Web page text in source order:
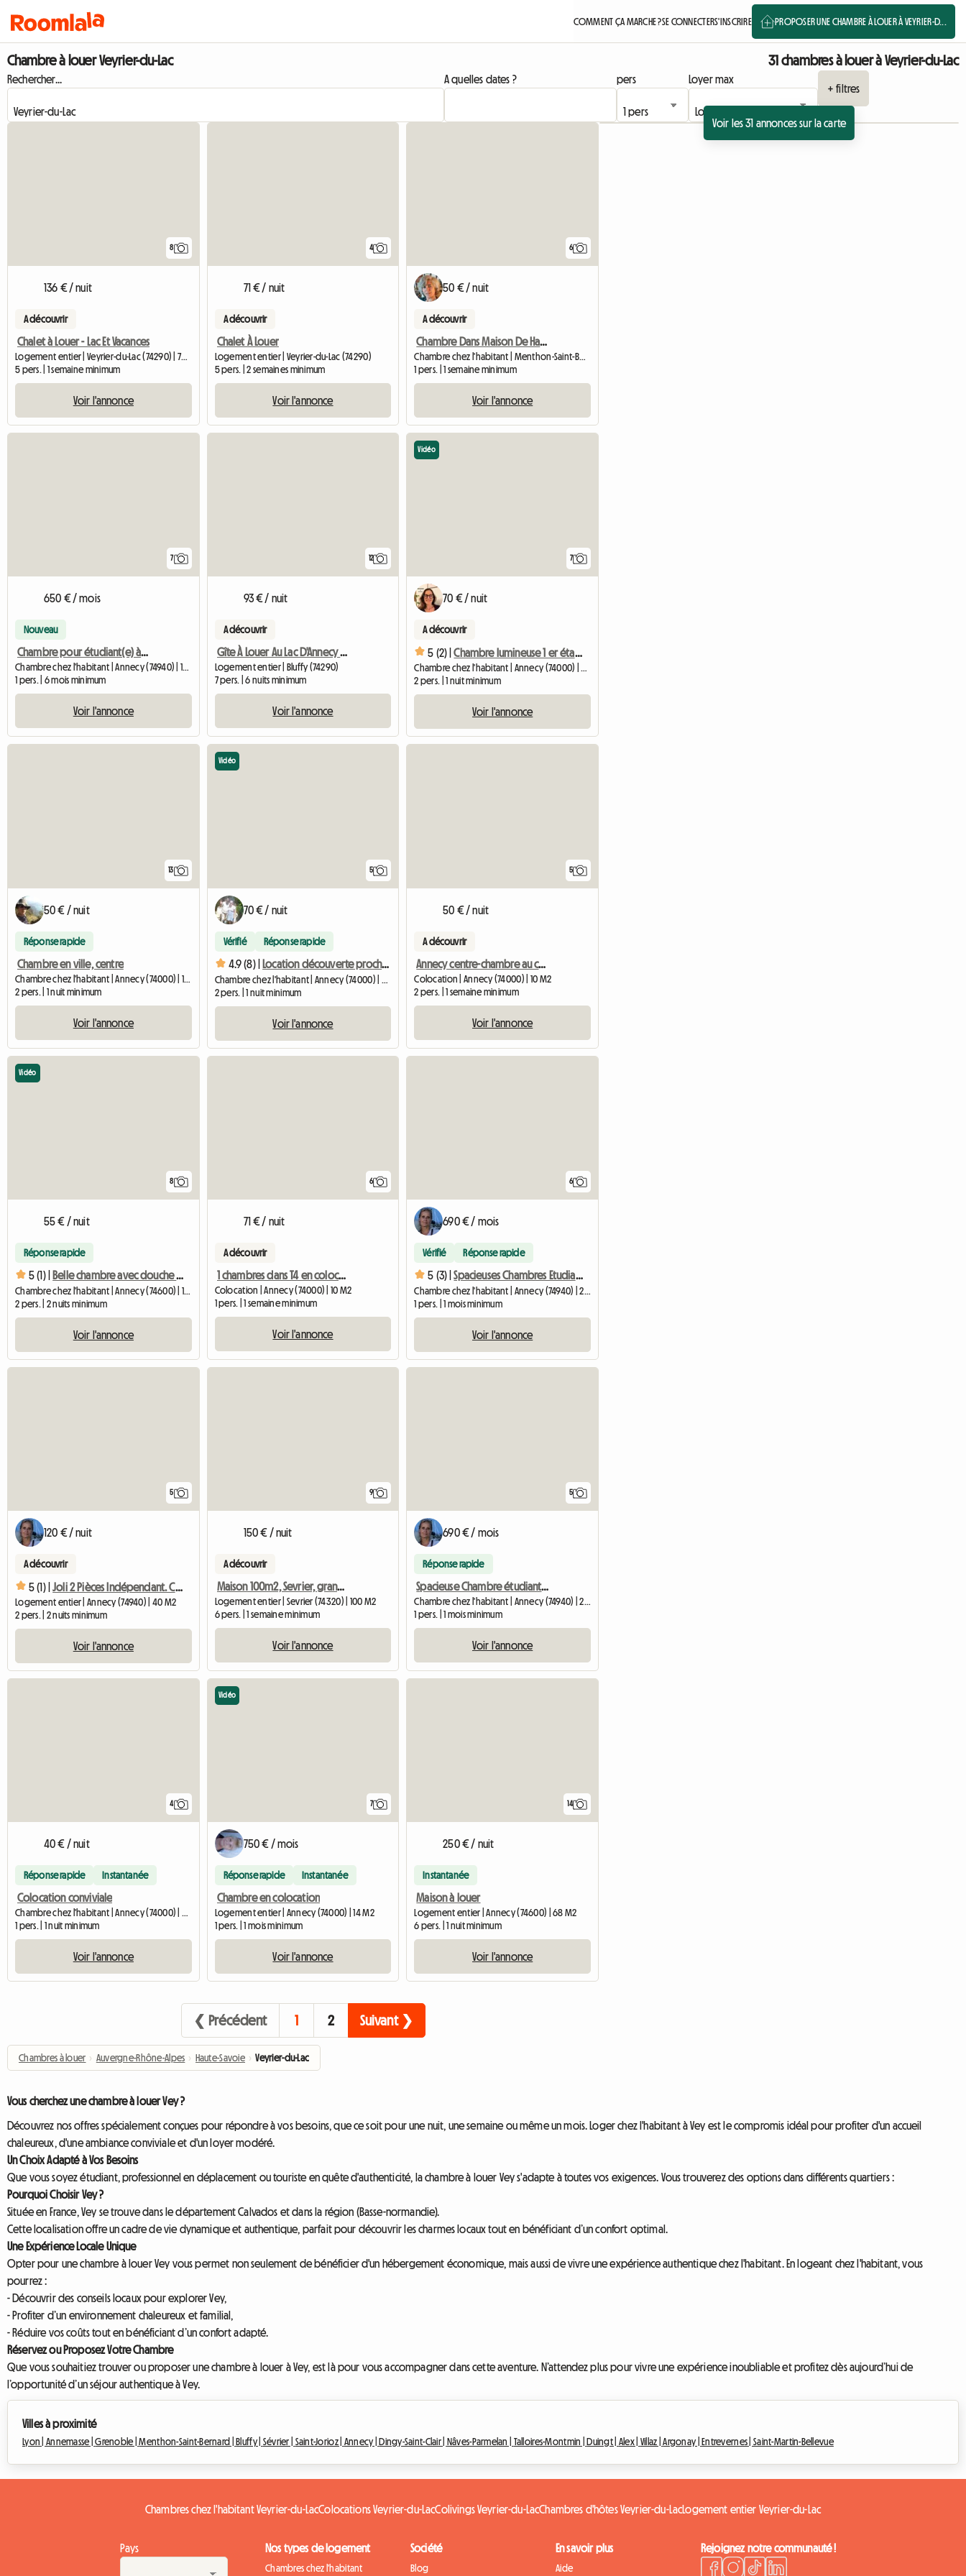
COMMENT ÇA MARCHE ?SE CONNECTERS'INSCRIRE PROPOSER UNE CHAMBRE À LOUER À VEYRIER-D...
Chambre à louer Veyrier-du-Lac 31 chambres à louer à Veyrier-du-Lac
Rechercher... A quelles dates ? pers
Loyer max
+ filtres
Voir les 31 annonces sur la carte
8
136 € / nuit
A découvrir
Chalet à Louer - Lac Et Vacances
Logement entier | Veyrier-du-Lac (74290) | 72 M2
5 pers. | 1 semaine minimum
Voir l'annonce
4
71 € / nuit
A découvrir
Chalet À Louer
Logement entier | Veyrier-du-Lac (74290)
5 pers. | 2 semaines minimum
Voir l'annonce
6
50 € / nuit
A découvrir
Chambre Dans Maison De Hameau Au Bord Du Lac D'Annecy
Chambre chez l'habitant | Menthon-Saint-Bernard (74290) | 15 M2
1 pers. | 1 semaine minimum
Voir l'annonce
7
650 € / mois
Nouveau
Chambre pour étudiant(e) à Annecy
Chambre chez l'habitant | Annecy (74940) | 18 M2
1 pers. | 6 mois minimum
Voir l'annonce
12
93 € / nuit
A découvrir
Gîte À Louer Au Lac D'Annecy Pour 6 À 7 Personnes
Logement entier | Bluffy (74290)
7 pers. | 6 nuits minimum
Voir l'annonce
7
Vidéo
70 € / nuit
A découvrir
5 (2) | Chambre lumineuse 1 er étage calme centre ville
Chambre chez l'habitant | Annecy (74000) | 20 M2
2 pers. | 1 nuit minimum
Voir l'annonce
13
50 € / nuit
Réponse rapide
Chambre en ville, centre
2 pers. | 1 nuit minimum
Voir l'annonce
5
Vidéo
70 € / nuit
Vérifié Réponse rapide
4.9 (8) | Location découverte proche du château
2 pers. | 1 nuit minimum
Voir l'annonce
5
50 € / nuit
A découvrir
Annecy centre-chambre au calme dans T4
Colocation | Annecy (74000) | 10 M2
2 pers. | 1 semaine minimum
Voir l'annonce
8
Vidéo
55 € / nuit
Réponse rapide
5 (1) | Belle chambre avec douche indépendante dans maison de ville
Chambre chez l'habitant | Annecy (74600) | 15 M2
2 pers. | 2 nuits minimum
Voir l'annonce
6
71 € / nuit
A découvrir
1 chambres dans T4 en colocation - hypercentre d'Annecy
Colocation | Annecy (74000) | 10 M2
1 pers. | 1 semaine minimum
Voir l'annonce
6
690 € / mois
Vérifié Réponse rapide
5 (3) | Spacieuses Chambres Etudiant(e)s/stagiaires, Annecy-le-vieux
Chambre chez l'habitant | Annecy (74940) | 22 M2
1 pers. | 1 mois minimum
Voir l'annonce
5
120 € / nuit
A découvrir
5 (1) | Joli 2 Pièces Indépendant. Court Sejour
Logement entier | Annecy (74940) | 40 M2
2 pers. | 2 nuits minimum
Voir l'annonce
9
150 € / nuit
A découvrir
Maison 100m2, Sevrier, grand jardin, 8 min à pied du lac
Logement entier | Sevrier (74320) | 100 M2
6 pers. | 1 semaine minimum
Voir l'annonce
5
690 € / mois
Réponse rapide
Spacieuse Chambre étudiant(e)s/stagiaire(s), Annecy le Vieux
Chambre chez l'habitant | Annecy (74940) | 22 M2
1 pers. | 1 mois minimum
Voir l'annonce
4
40 € / nuit
Réponse rapide Instantanée
Colocation conviviale
Chambre chez l'habitant | Annecy (74000) | 27 M2
1 pers. | 1 nuit minimum
Voir l'annonce
7
Vidéo
750 € / mois
Réponse rapide Instantanée
Chambre en colocation
Logement entier | Annecy (74000) | 14 M2
1 pers. | 1 mois minimum
Voir l'annonce
14
250 € / nuit
Instantanée
Maison à louer
Logement entier | Annecy (74600) | 68 M2
6 pers. | 1 nuit minimum
Voir l'annonce
❮ Précédent 1 2 Suivant ❯
Chambres à louer › Auvergne-Rhône-Alpes › Haute-Savoie › Veyrier-du-Lac
Vous cherchez une chambre à louer Vey ?
Découvrez nos offres spécialement conçues pour répondre à vos besoins, que ce soit pour une nuit, une semaine ou même un mois. Loger chez l'habitant à Vey est le compromis idéal pour profiter d'un accueil
chaleureux, d'une ambiance conviviale et d'un loyer modéré.
Un Choix Adapté à Vos Besoins
Que vous soyez étudiant, professionnel en déplacement ou touriste en quête d'authenticité, la chambre à louer Vey s'adapte à toutes vos exigences. Vous trouverez des options dans différents quartiers :
Pourquoi Choisir Vey ?
Située en France, Vey se trouve dans le département Calvados et dans la région (Basse-normandie).
Cette localisation offre un cadre de vie dynamique et authentique, parfait pour découvrir les charmes locaux tout en bénéficiant d’un confort optimal.
Une Expérience Locale Unique
Opter pour une chambre à louer Vey vous permet non seulement de bénéficier d'un hébergement économique, mais aussi de vivre une expérience authentique chez l'habitant. En logeant chez l'habitant, vous
pourrez :
- Découvrir des conseils locaux pour explorer Vey,
- Profiter d’un environnement chaleureux et familial,
- Réduire vos coûts tout en bénéficiant d’un confort adapté.
Réservez ou Proposez Votre Chambre
Que vous souhaitiez trouver ou proposer une chambre à louer à Vey, est là pour vous accompagner dans cette aventure. N’attendez plus pour vivre une expérience inoubliable et profitez dès aujourd’hui de
l’opportunité d’un séjour authentique à Vey.
Villes à proximité
Lyon | Annemasse |Grenoble |Menthon-Saint-Bernard | Bluffy | Sévrier | Saint-Jorioz | Annecy | Dingy-Saint-Clair | Nâves-Parmelan | Talloires-Montmin | Duingt | Alex | Villaz |Argonay | Entrevernes | Saint-Martin-Bellevue
Chambres chez l'habitant Veyrier-du-LacColocations Veyrier-du-LacColivings Veyrier-du-LacChambres d'hôtes Veyrier-du-LacLogement entier Veyrier-du-Lac
Pays Nos types de logement
Chambres chez l'habitant
Société
Blog
En savoir plus
Aide
Rejoignez notre communauté !